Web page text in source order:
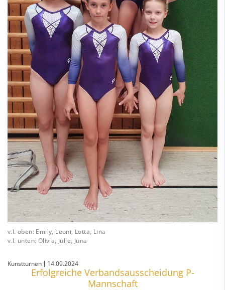
v.l. oben: Emily, Leoni, Lotta, Lina
v.l. unten: Olivia, Julie, Juna
Kunstturnen 14.09.2024
Erfolgreiche Verbandsausscheidung P-
Mannschaft